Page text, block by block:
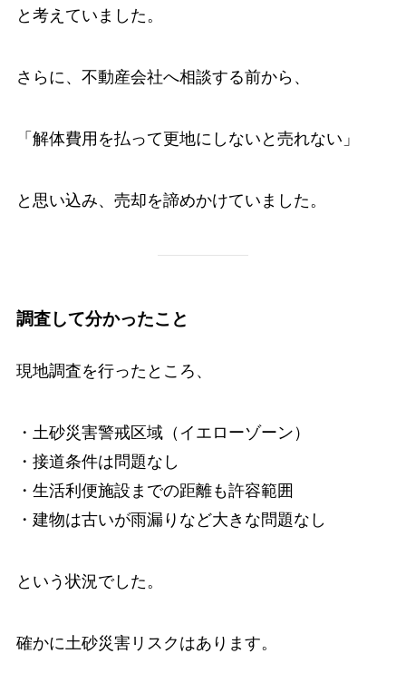
と考えていました。
さらに、不動産会社へ相談する前から、
「解体費用を払って更地にしないと売れない」
と思い込み、売却を諦めかけていました。
調査して分かったこと
現地調査を行ったところ、
・土砂災害警戒区域（イエローゾーン）
・接道条件は問題なし
・生活利便施設までの距離も許容範囲
・建物は古いが雨漏りなど大きな問題なし
という状況でした。
確かに土砂災害リスクはあります。